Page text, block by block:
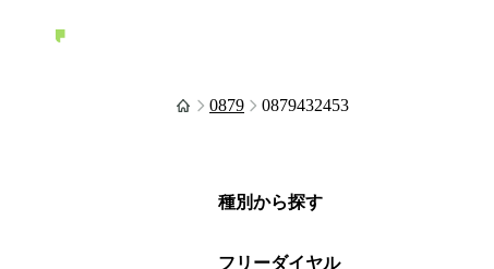
0879 0879432453
種別から探す
フリーダイヤル